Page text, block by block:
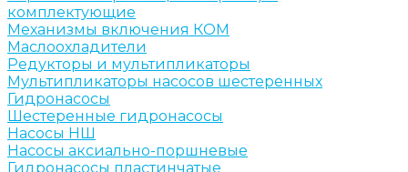
комплектующие
Механизмы включения КОМ
Маслоохладители
Редукторы и мультипликаторы
Мультипликаторы насосов шестеренных
Гидронасосы
Шестеренные гидронасосы
Насосы НШ
Насосы аксиально-поршневые
Гидронасосы пластинчатые